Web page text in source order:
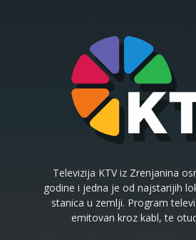
Televizija KTV iz Zrenjanina
godine i jedna je od najstarijih
stanica u zemlji. Program
emitovan kroz kabl, te